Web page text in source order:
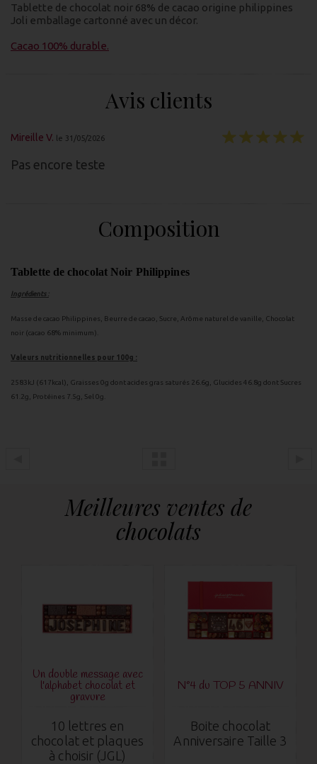
Tablette de chocolat noir 68% de cacao origine philippines
Joli emballage cartonné avec un décor.
Cacao 100% durable.
Avis clients
Mireille V. le 31/05/2026
Pas encore teste
Composition
Tablette de chocolat Noir Philippines
Ingrédients :
Masse de cacao Philippines, Beurre de cacao, Sucre, Arôme naturel de vanille, Chocolat
noir (cacao 68% minimum).
Valeurs nutritionnelles pour 100g :
2583kJ (617kcal), Graisses 0g dont acides gras saturés 26.6g, Glucides 46.8g dont Sucres
61.2g, Protéines 7.5g, Sel 0g.
Meilleures ventes de
chocolats
Un double message avec
l'alphabet chocolat et
gravure
10 lettres en
chocolat et plaques
à choisir (JGL)
N°4 du TOP 5 ANNIV
Boite chocolat
Anniversaire Taille 3